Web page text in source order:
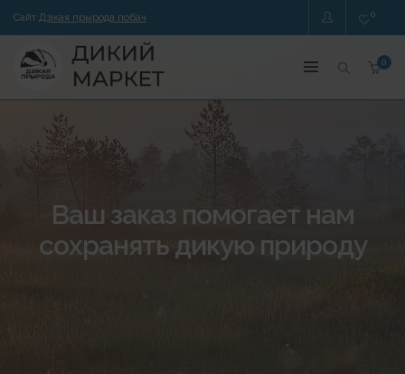
Сайт Дзікая прырода побач 0
0
Ваш заказ помогает нам
сохранять дикую природу